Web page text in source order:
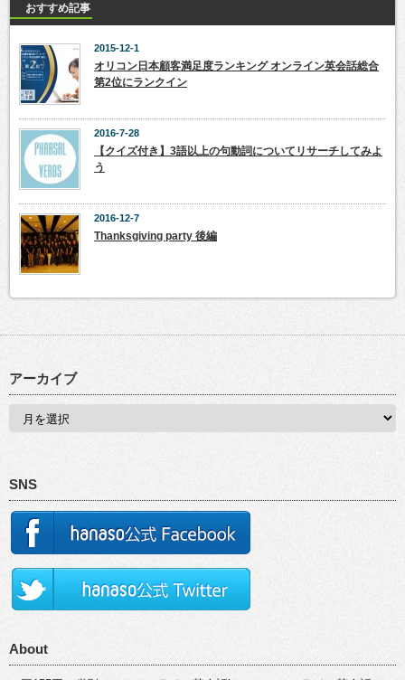
おすすめ記事
2015-12-1
オリコン日本顧客満足度ランキング オンライン英会話総合
第2位にランクイン
2016-7-28
【クイズ付き】3語以上の句動詞についてリサーチしてみよ
う
2016-12-7
Thanksgiving party 後編
アーカイブ
SNS
About